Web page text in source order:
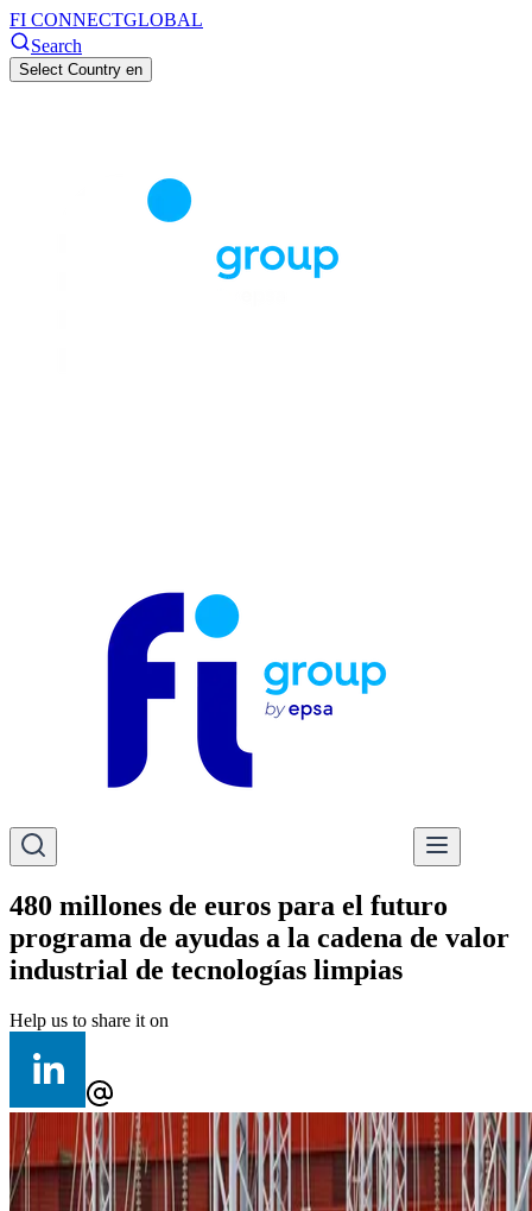
FI CONNECTGLOBAL
Search
Select Country en
480 millones de euros para el futuro
programa de ayudas a la cadena de valor
industrial de tecnologías limpias
Help us to share it on